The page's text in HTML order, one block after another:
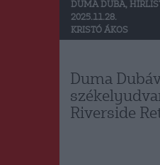
DUMA DUBA,
2025.11.28.
KRISTÓ ÁKOS
Duma
Riverside